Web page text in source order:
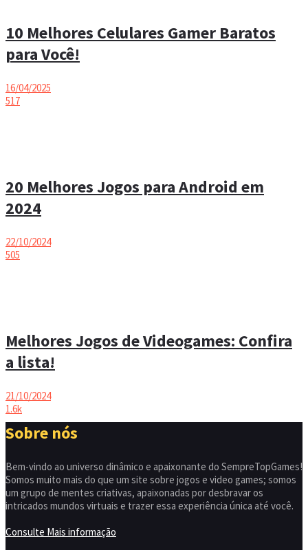
10 Melhores Celulares Gamer Baratos
para Você!
16/04/2025
517
20 Melhores Jogos para Android em
2024
22/10/2024
505
Melhores Jogos de Videogames: Confira
a lista!
21/10/2024
1.6k
Sobre nós
Bem-vindo ao universo dinâmico e apaixonante do SempreTopGames!
Somos muito mais do que um site sobre jogos e video games; somos
um grupo de mentes criativas, apaixonadas por desbravar os
intricados mundos virtuais e trazer essa experiência única até você.
Consulte Mais informação